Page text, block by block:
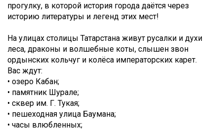
прогулку, в которой история города даётся через
историю литературы и легенд этих мест!
На улицах столицы Татарстана живут русалки и духи
леса, драконы и волшебные коты, слышен звон
ордынских кольчуг и колёса императорских карет.
Вас ждут:
• озеро Кабан;
• памятник Шурале;
• сквер им. Г. Тукая;
• пешеходная улица Баумана;
• часы влюбленных;